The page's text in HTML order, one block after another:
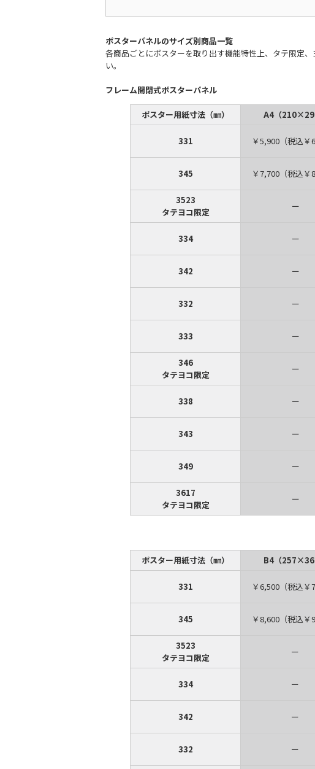
ポスターパネルのサイズ別商品一覧
各商品ごとにポスターを取り出す機能特性上、タテ限定
い。
フレーム開閉式ポスターパネル
ポスター用紙寸法（㎜） A4（
331 ￥5,900（税込￥
345 ￥7,700（税込￥
3523
タテヨコ限定
ー
334 ー
342 ー
332 ー
333 ー
346
タテヨコ限定
ー
338 ー
343 ー
349 ー
3617
タテヨコ限定
ー
ポスター用紙寸法（㎜） B4（
331 ￥6,500（税込￥
345 ￥8,600（税込￥
3523
タテヨコ限定
ー
334 ー
342 ー
332 ー